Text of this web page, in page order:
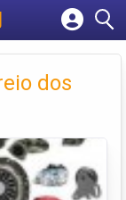
dos